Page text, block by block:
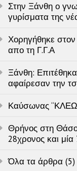
Στην Ξάνθη ο
γυρίσματα της
Χορηγήθηκε
απο τη Γ.Γ.Α
Ξάνθη:
αφαίρεσαν την
Καύσωνας
Θρήνος στη
28χρονος και
Όλα τα άρθρα (5)